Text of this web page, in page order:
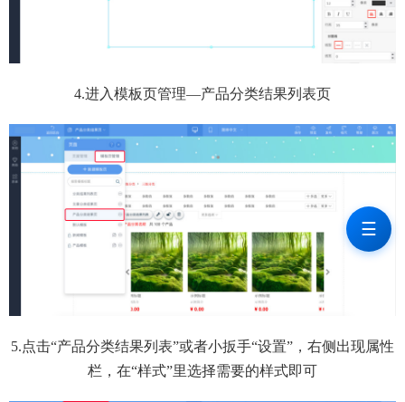
4.进入模板页管理—产品分类结果列表页
5.点击“产品分类结果列表”或者小扳手“设置”，右侧出现属性
栏，在“样式”里选择需要的样式即可
☰